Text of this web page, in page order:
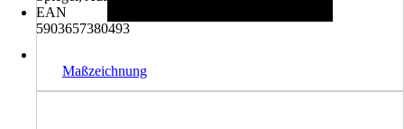
EAN
5903657380493
Maßzeichnung